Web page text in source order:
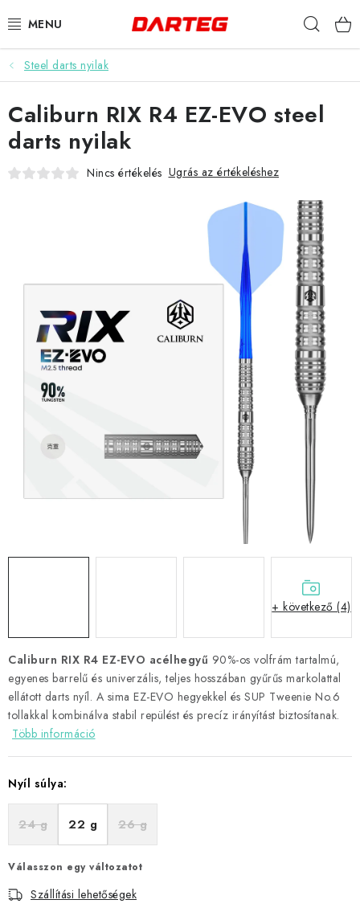
tartalomhoz
DARTS
DARTS TÁBLÁK
TARTOZÉKOK A TÁBLÁKHOZ
TOKOK
KIEGÉSZÍTŐK
RUHÁZAT
JÁTÉKOSOK
Steel darts nyilak
Caliburn RIX R4 EZ-EVO acélhegyű 90%-os volfrám tartalmú,
egyenes barrelű és univerzális, teljes hosszában gyűrűs markolattal
ellátott darts nyíl. A sima EZ-EVO hegyekkel és SUP Tweenie No.6
tollakkal kombinálva stabil repülést és precíz irányítást biztosítanak.
Több információ
Nyíl súlya:
24 g 22 g 26 g
Válasszon egy változatot
Szállítási lehetőségek
Caliburn RIX R4 EZ-EVO steel
darts nyilak
Nincs értékelés Ugrás az értékeléshez
+ következő (4)